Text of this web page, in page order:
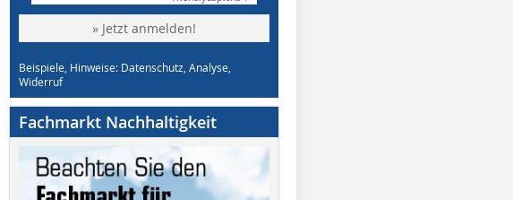
» Jetzt anmelden!
Beispiele, Hinweise: Datenschutz, Analyse,
Widerruf
Fachmarkt Nachhaltigkeit